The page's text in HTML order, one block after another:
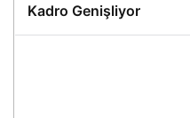
Kadro Genişliyor